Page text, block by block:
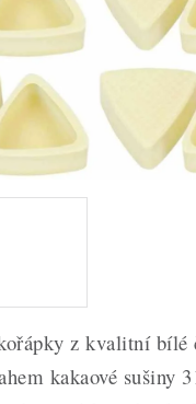
Blog
Moje objednávka
údajů
z kvalitní bílé
kakaové sušiny